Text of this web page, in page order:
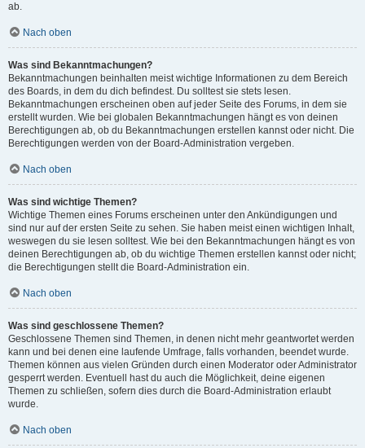
ab.
Nach oben
Was sind Bekanntmachungen?
Bekanntmachungen beinhalten meist wichtige Informationen zu dem Bereich
des Boards, in dem du dich befindest. Du solltest sie stets lesen.
Bekanntmachungen erscheinen oben auf jeder Seite des Forums, in dem sie
erstellt wurden. Wie bei globalen Bekanntmachungen hängt es von deinen
Berechtigungen ab, ob du Bekanntmachungen erstellen kannst oder nicht. Die
Berechtigungen werden von der Board-Administration vergeben.
Nach oben
Was sind wichtige Themen?
Wichtige Themen eines Forums erscheinen unter den Ankündigungen und
sind nur auf der ersten Seite zu sehen. Sie haben meist einen wichtigen Inhalt,
weswegen du sie lesen solltest. Wie bei den Bekanntmachungen hängt es von
deinen Berechtigungen ab, ob du wichtige Themen erstellen kannst oder nicht;
die Berechtigungen stellt die Board-Administration ein.
Nach oben
Was sind geschlossene Themen?
Geschlossene Themen sind Themen, in denen nicht mehr geantwortet werden
kann und bei denen eine laufende Umfrage, falls vorhanden, beendet wurde.
Themen können aus vielen Gründen durch einen Moderator oder Administrator
gesperrt werden. Eventuell hast du auch die Möglichkeit, deine eigenen
Themen zu schließen, sofern dies durch die Board-Administration erlaubt
wurde.
Nach oben